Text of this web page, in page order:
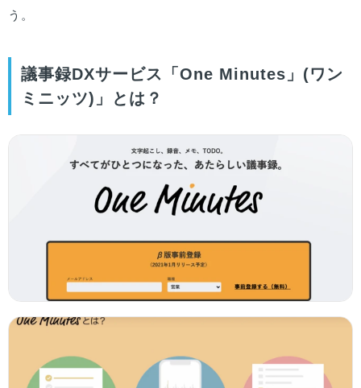
う。
議事録DXサービス「One Minutes」(ワン
ミニッツ)」とは？